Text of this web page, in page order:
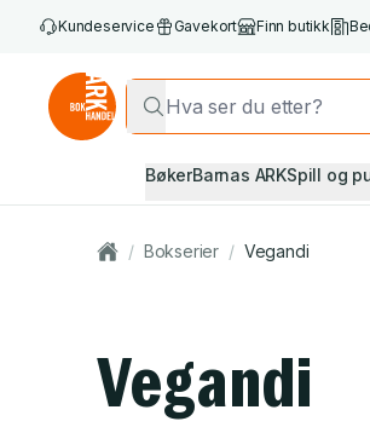
Kundeservice Gavekort Finn butikk
BøkerBarnas ARKSpill og
/ Bokserier / Vegandi
Vegandi